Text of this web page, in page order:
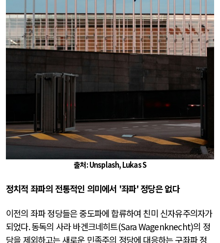
출처 :Unsplash,Lukas S
정치적 좌파의 전통적인 의미에서 '좌파'정당은 없다
이전의 좌파 정당들은 중도파에 합류하여 친미 신자유주의자가
되었다.동독의 사라 바겐크네히트(Sara Wagenknecht)의 정
당을 제외하고는 새로운 민족주의 정당에 대응하는 구좌파 정